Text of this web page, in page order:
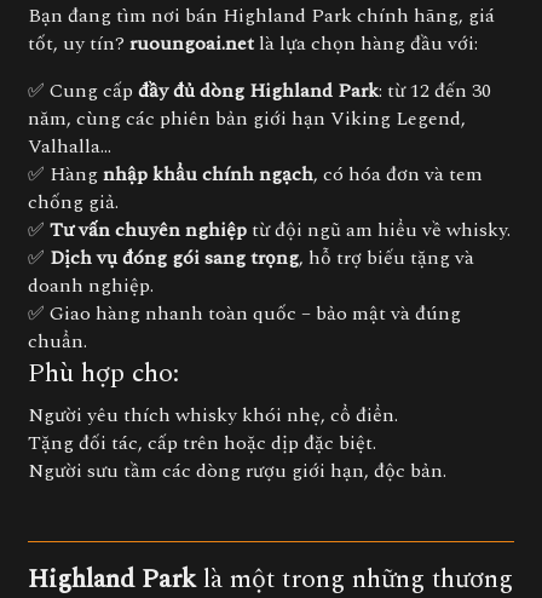
Bạn đang tìm nơi bán Highland Park chính hãng, giá
tốt, uy tín? ruoungoai.net là lựa chọn hàng đầu với:
✅ Cung cấp đầy đủ dòng Highland Park: từ 12 đến 30
năm, cùng các phiên bản giới hạn Viking Legend,
Valhalla...
✅ Hàngnhập khẩu chính ngạch, có hóa đơn và tem
chống giả.
✅ Tư vấn chuyên nghiệptừ đội ngũ am hiểu về whisky.
✅ Dịch vụ đóng gói sang trọng, hỗ trợ biếu tặng và
doanh nghiệp.
✅ Giao hàng nhanh toàn quốc – bảo mật và đúng
chuẩn.
Phù hợp cho:
Người yêu thích whisky khói nhẹ, cổ điển.
Tặng đối tác, cấp trên hoặc dịp đặc biệt.
Người sưu tầm các dòng rượu giới hạn, độc bản.
Highland Parklà một trong những thương